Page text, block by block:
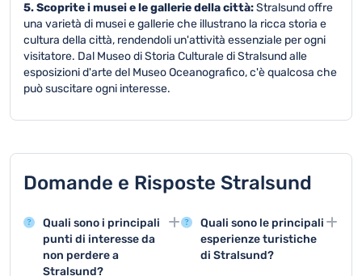
5. Scoprite i musei e le gallerie della città:Stralsund offre
una varietà di musei e gallerie che illustrano la ricca storia e
cultura della città, rendendoli un'attività essenziale per ogni
visitatore. Dal Museo di Storia Culturale di Stralsund alle
esposizioni d'arte del Museo Oceanografico, c'è qualcosa che
può suscitare ogni interesse.
Domande e Risposte Stralsund
Quali sono i principali
punti di interesse da
non perdere a
Stralsund?
Quali sono le principali
esperienze turistiche
di Stralsund?